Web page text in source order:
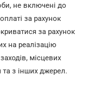
не включені до
за рахунок
за рахунок
на реалізацію
місцевих
з інших джерел.